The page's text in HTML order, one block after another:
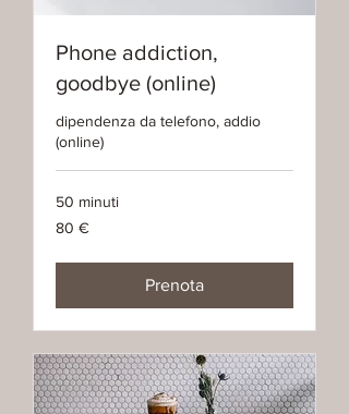
Phone addiction,
goodbye (online)
dipendenza da telefono, addio
(online)
50 minuti
80
euro
80 €
Prenota